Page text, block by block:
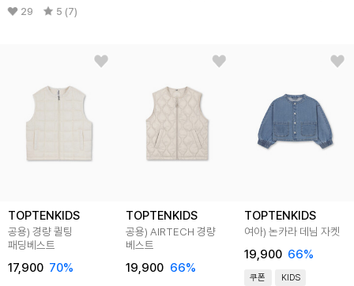
29 5 (7)
TOPTENKIDS
공용) 경량 퀼팅
패딩베스트
17,900 70%
TOPTENKIDS
공용) AIRTECH 경량
베스트
19,900 66%
TOPTENKIDS
여아) 논카라 데님 자켓
19,900 66%
쿠폰 KIDS